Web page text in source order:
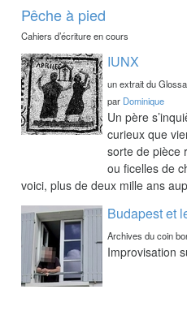
Pêche à pied
Cahiers d’écriture en cours
IUNX
un extrait du
par Dominique
Un père
curieux que
sorte de pièce
ou ficelles de
voici, plus de deux mille ans
Budapest et
Archives du coin
Improvisation